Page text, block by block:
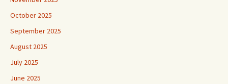
October 2025
September 2025
August 2025
July 2025
June 2025